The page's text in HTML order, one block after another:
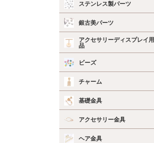
ステンレス製パーツ
銀古美パーツ
アクセサリーディスプレイ用
品
ビーズ
チャーム
基礎金具
アクセサリー金具
ヘア金具